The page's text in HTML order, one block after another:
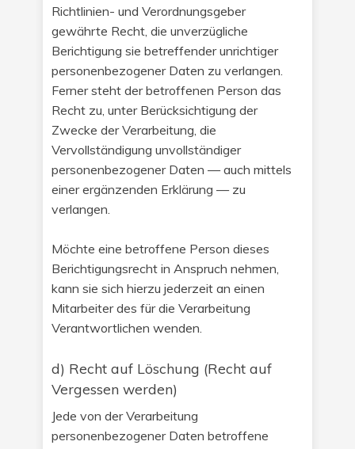
Richtlinien- und Verordnungsgeber
gewährte Recht, die unverzügliche
Berichtigung sie betreffender unrichtiger
personenbezogener Daten zu verlangen.
Ferner steht der betroffenen Person das
Recht zu, unter Berücksichtigung der
Zwecke der Verarbeitung, die
Vervollständigung unvollständiger
personenbezogener Daten — auch mittels
einer ergänzenden Erklärung — zu
verlangen.
Möchte eine betroffene Person dieses
Berichtigungsrecht in Anspruch nehmen,
kann sie sich hierzu jederzeit an einen
Mitarbeiter des für die Verarbeitung
Verantwortlichen wenden.
d) Recht auf Löschung (Recht auf
Vergessen werden)
Jede von der Verarbeitung
personenbezogener Daten betroffene